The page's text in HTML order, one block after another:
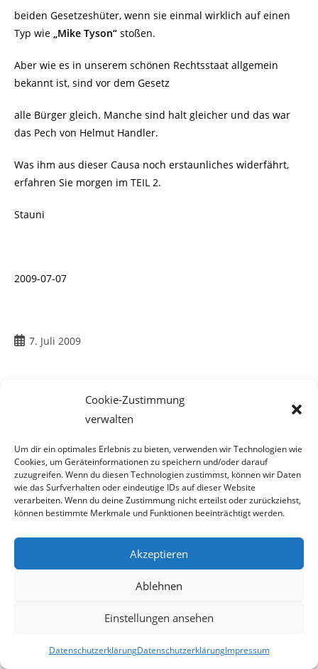
Cookie-Zustimmung
verwalten
Um dir ein optimales Erlebnis zu bieten, verwenden wir Technologien wie
Cookies, um Geräteinformationen zu speichern und/oder darauf
zuzugreifen. Wenn du diesen Technologien zustimmst, können wir Daten
wie das Surfverhalten oder eindeutige IDs auf dieser Website
verarbeiten. Wenn du deine Zustimmung nicht erteilst oder zurückziehst,
können bestimmte Merkmale und Funktionen beeinträchtigt werden.
Akzeptieren
Ablehnen
Einstellungen ansehen
DatenschutzerklärungDatenschutzerklärungImpressum
beiden Gesetzeshüter, wenn sie einmal wirklich auf einen
Typ wie „Mike Tyson“ stoßen.
Aber wie es in unserem schönen Rechtsstaat allgemein
bekannt ist, sind vor dem Gesetz
alle Bürger gleich. Manche sind halt gleicher und das war
das Pech von Helmut Handler.
Was ihm aus dieser Causa noch erstaunliches widerfährt,
erfahren Sie morgen im TEIL 2.
Stauni
2009-07-07
Beitrag
7. Juli 2009
Erstaunliches aktuell:
Dieselkino Oberwart eröffnet neuen Premium-Kinosaal
Die Post bringt allen was
– den Staat geht es nichts an, wer zuhause auf YouPorn & Co surft!“
Zurzeit sind gefakte A1-Rechnungen online unterwegs
Salzburgs Juden und ihre Sicherheit: „Erst nach einem Anschlag wäre